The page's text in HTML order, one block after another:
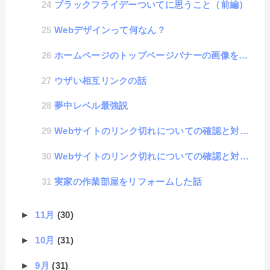
ブラックフライデーついてに思うこと（前編）
Webデザインって何なん？
ホームページのトップページバナーの画像をいい感じに自動で切替える方法
ウザい相互リンクの話
夢中レベル最強説
Webサイトのリンク切れについての確認と対策について その2 : リンクサムネイルツール
Webサイトのリンク切れについての確認と対策について その1 : 検討編
実家の作業部屋をリフォームした話
► 11月 (30)
► 10月 (31)
►9月(31)